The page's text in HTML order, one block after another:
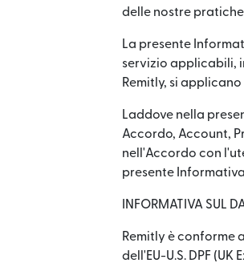
delle nostre
La presente
servizio applicabili,
Remitly, si
Laddove nella
Accordo, Account,
nell'Accordo con
presente
INFORMATIVA SUL
Remitly è conforme
dell'EU-U.S. DPF